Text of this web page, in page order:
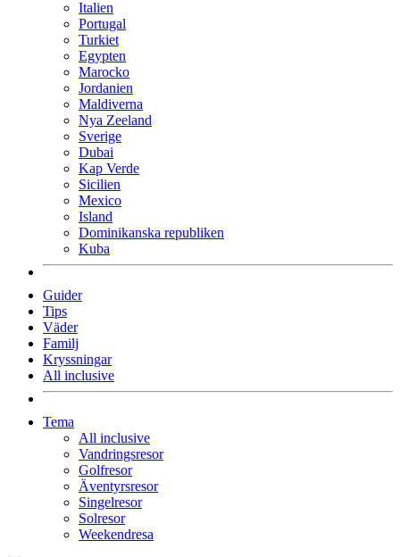
Italien
Portugal
Turkiet
Egypten
Marocko
Jordanien
Maldiverna
Nya Zeeland
Sverige
Dubai
Kap Verde
Sicilien
Mexico
Island
Dominikanska republiken
Kuba
Guider
Tips
Väder
Familj
Kryssningar
All inclusive
Tema
All inclusive
Vandringsresor
Golfresor
Äventyrsresor
Singelresor
Solresor
Weekendresa